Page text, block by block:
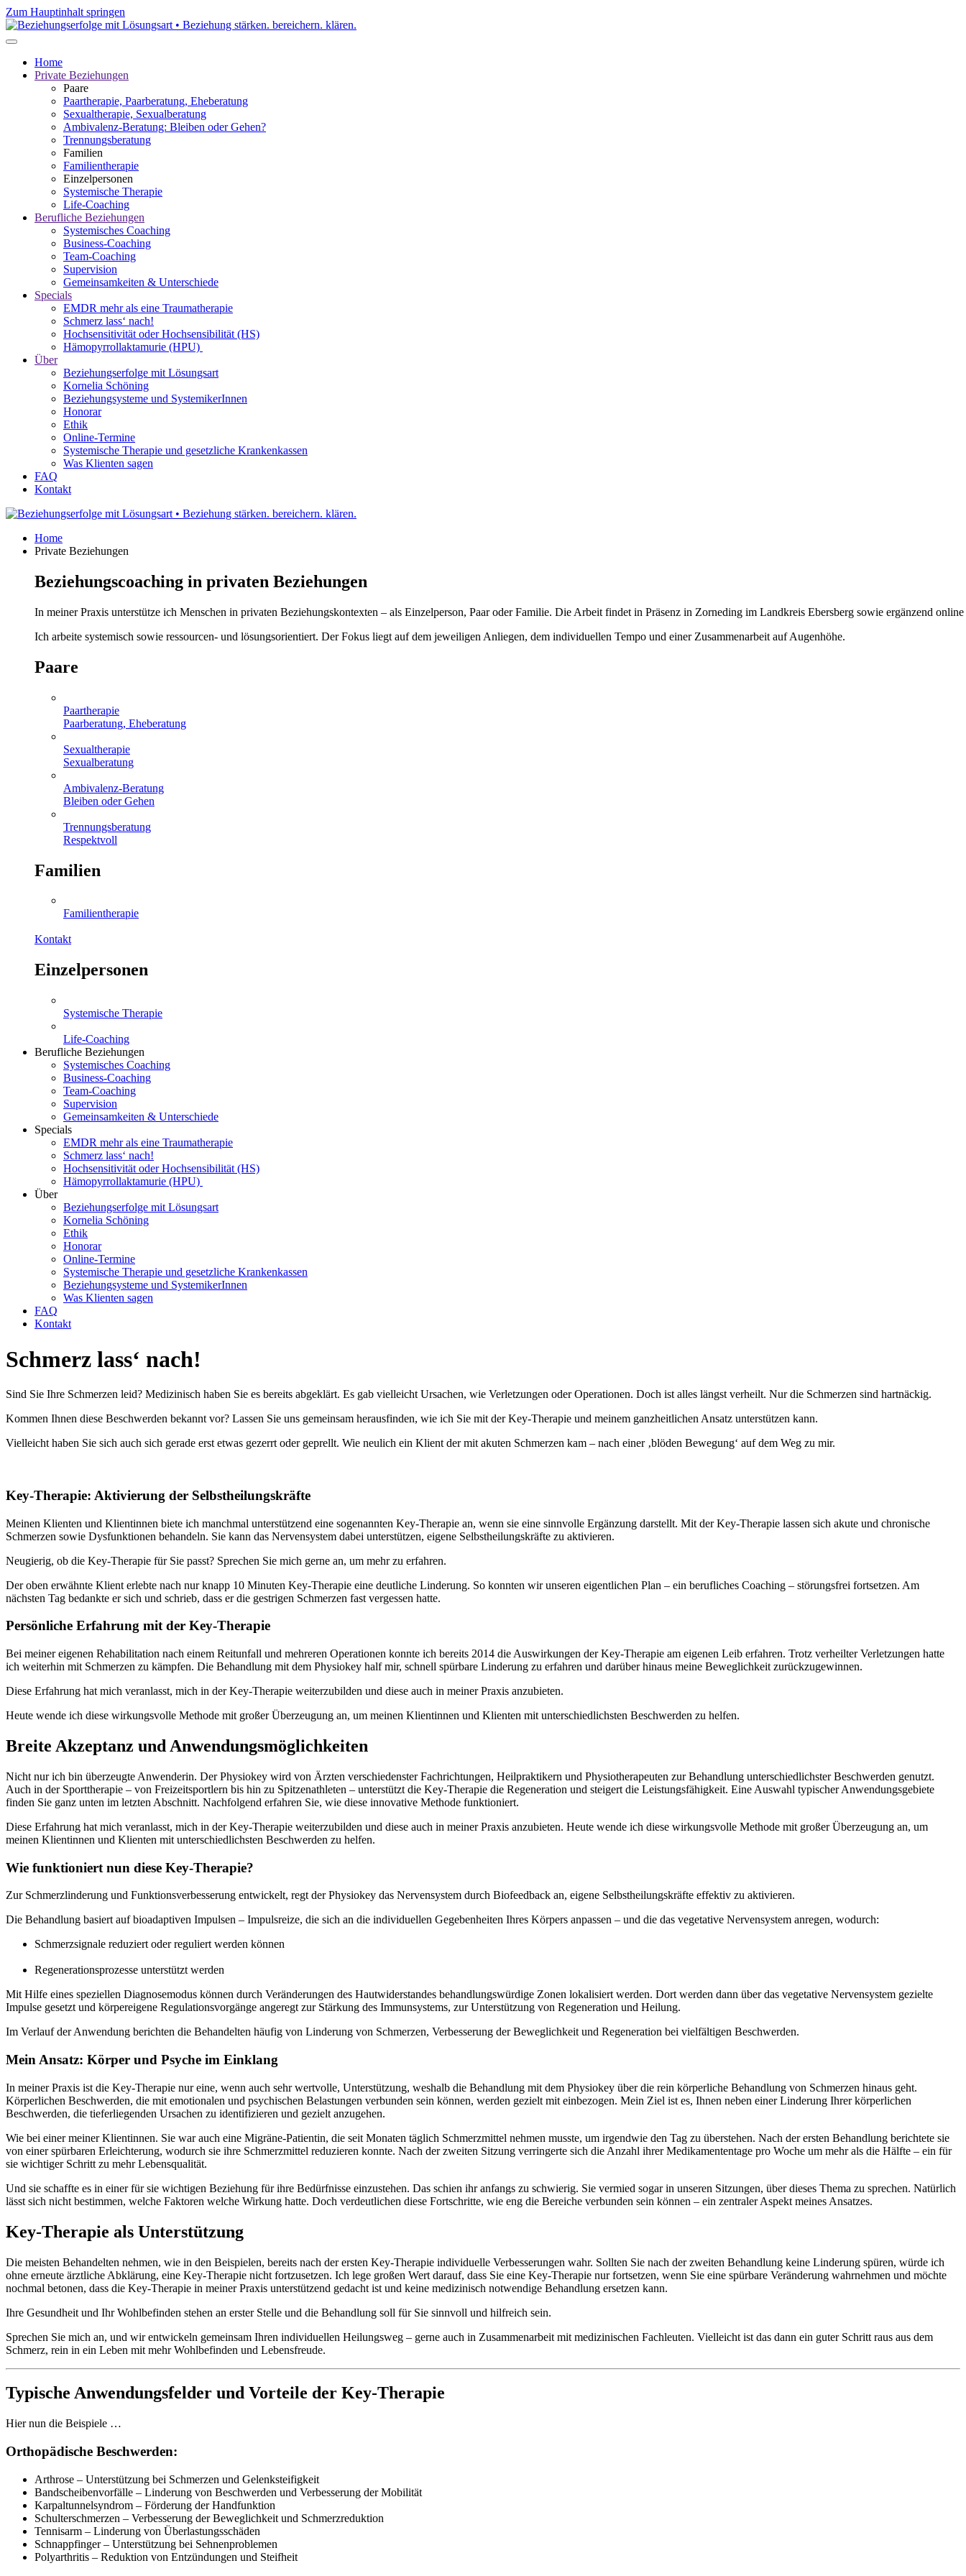
Zum Hauptinhalt springen
Home
Private Beziehungen
Paare
Paartherapie, Paarberatung, Eheberatung
Sexualtherapie, Sexualberatung
Ambivalenz-Beratung: Bleiben oder Gehen?
Trennungsberatung
Familien
Familientherapie
Einzelpersonen
Systemische Therapie
Life-Coaching
Berufliche Beziehungen
Systemisches Coaching
Business-Coaching
Team-Coaching
Supervision
Gemeinsamkeiten & Unterschiede
Specials
EMDR mehr als eine Traumatherapie
Schmerz lass‘ nach!
Hochsensitivität oder Hochsensibilität (HS)
Hämopyrrollaktamurie (HPU)
Über
Beziehungserfolge mit Lösungsart
Kornelia Schöning
Beziehungsysteme und SystemikerInnen
Honorar
Ethik
Online-Termine
Systemische Therapie und gesetzliche Krankenkassen
Was Klienten sagen
FAQ
Kontakt
Home
Private Beziehungen
Beziehungscoaching in privaten Beziehungen
In meiner Praxis unterstütze ich Menschen in privaten Beziehungskontexten – als Einzelperson, Paar oder Familie. Die Arbeit findet in Präsenz in Zorneding im Landkreis Ebersberg sowie ergänzend online
Ich arbeite systemisch sowie ressourcen- und lösungsorientiert. Der Fokus liegt auf dem jeweiligen Anliegen, dem individuellen Tempo und einer Zusammenarbeit auf Augenhöhe.
Paare
Paartherapie
Paarberatung, Eheberatung
Sexualtherapie
Sexualberatung
Ambivalenz-Beratung
Bleiben oder Gehen
Trennungsberatung
Respektvoll
Familien
Familientherapie
Kontakt
Einzelpersonen
Systemische Therapie
Life-Coaching
Berufliche Beziehungen
Systemisches Coaching
Business-Coaching
Team-Coaching
Supervision
Gemeinsamkeiten & Unterschiede
Specials
EMDR mehr als eine Traumatherapie
Schmerz lass‘ nach!
Hochsensitivität oder Hochsensibilität (HS)
Hämopyrrollaktamurie (HPU)
Über
Beziehungserfolge mit Lösungsart
Kornelia Schöning
Ethik
Honorar
Online-Termine
Systemische Therapie und gesetzliche Krankenkassen
Beziehungsysteme und SystemikerInnen
Was Klienten sagen
FAQ
Kontakt
Schmerz lass‘ nach!
Sind Sie Ihre Schmerzen leid? Medizinisch haben Sie es bereits abgeklärt. Es gab vielleicht Ursachen, wie Verletzungen oder Operationen. Doch ist alles längst verheilt. Nur die Schmerzen sind hartnäckig.
Kommen Ihnen diese Beschwerden bekannt vor? Lassen Sie uns gemeinsam herausfinden, wie ich Sie mit der Key-Therapie und meinem ganzheitlichen Ansatz unterstützen kann.
Vielleicht haben Sie sich auch sich gerade erst etwas gezerrt oder geprellt. Wie neulich ein Klient der mit akuten Schmerzen kam – nach einer ‚blöden Bewegung‘ auf dem Weg zu mir.
Key-Therapie: Aktivierung der Selbstheilungskräfte
Meinen Klienten und Klientinnen biete ich manchmal unterstützend eine sogenannten Key-Therapie an, wenn sie eine sinnvolle Ergänzung darstellt. Mit der Key-Therapie lassen sich akute und chronische
Schmerzen sowie Dysfunktionen behandeln. Sie kann das Nervensystem dabei unterstützen, eigene Selbstheilungskräfte zu aktivieren.
Neugierig, ob die Key-Therapie für Sie passt? Sprechen Sie mich gerne an, um mehr zu erfahren.
Der oben erwähnte Klient erlebte nach nur knapp 10 Minuten Key-Therapie eine deutliche Linderung. So konnten wir unseren eigentlichen Plan – ein berufliches Coaching – störungsfrei fortsetzen. Am
nächsten Tag bedankte er sich und schrieb, dass er die gestrigen Schmerzen fast vergessen hatte.
Persönliche Erfahrung mit der Key-Therapie
Bei meiner eigenen Rehabilitation nach einem Reitunfall und mehreren Operationen konnte ich bereits 2014 die Auswirkungen der Key-Therapie am eigenen Leib erfahren. Trotz verheilter Verletzungen hatte
ich weiterhin mit Schmerzen zu kämpfen. Die Behandlung mit dem Physiokey half mir, schnell spürbare Linderung zu erfahren und darüber hinaus meine Beweglichkeit zurückzugewinnen.
Diese Erfahrung hat mich veranlasst, mich in der Key-Therapie weiterzubilden und diese auch in meiner Praxis anzubieten.
Heute wende ich diese wirkungsvolle Methode mit großer Überzeugung an, um meinen Klientinnen und Klienten mit unterschiedlichsten Beschwerden zu helfen.
Breite Akzeptanz und Anwendungsmöglichkeiten
Nicht nur ich bin überzeugte Anwenderin. Der Physiokey wird von Ärzten verschiedenster Fachrichtungen, Heilpraktikern und Physiotherapeuten zur Behandlung unterschiedlichster Beschwerden genutzt.
Auch in der Sporttherapie – von Freizeitsportlern bis hin zu Spitzenathleten – unterstützt die Key-Therapie die Regeneration und steigert die Leistungsfähigkeit. Eine Auswahl typischer Anwendungsgebiete
finden Sie ganz unten im letzten Abschnitt. Nachfolgend erfahren Sie, wie diese innovative Methode funktioniert.
Diese Erfahrung hat mich veranlasst, mich in der Key-Therapie weiterzubilden und diese auch in meiner Praxis anzubieten. Heute wende ich diese wirkungsvolle Methode mit großer Überzeugung an, um
meinen Klientinnen und Klienten mit unterschiedlichsten Beschwerden zu helfen.
Wie funktioniert nun diese Key-Therapie?
Zur Schmerzlinderung und Funktionsverbesserung entwickelt, regt der Physiokey das Nervensystem durch Biofeedback an, eigene Selbstheilungskräfte effektiv zu aktivieren.
Die Behandlung basiert auf bioadaptiven Impulsen – Impulsreize, die sich an die individuellen Gegebenheiten Ihres Körpers anpassen – und die das vegetative Nervensystem anregen, wodurch:
Schmerzsignale reduziert oder reguliert werden können
Regenerationsprozesse unterstützt werden
Mit Hilfe eines speziellen Diagnosemodus können durch Veränderungen des Hautwiderstandes behandlungswürdige Zonen lokalisiert werden. Dort werden dann über das vegetative Nervensystem gezielte
Impulse gesetzt und körpereigene Regulationsvorgänge angeregt zur Stärkung des Immunsystems, zur Unterstützung von Regeneration und Heilung.
Im Verlauf der Anwendung berichten die Behandelten häufig von Linderung von Schmerzen, Verbesserung der Beweglichkeit und Regeneration bei vielfältigen Beschwerden.
Mein Ansatz: Körper und Psyche im Einklang
In meiner Praxis ist die Key-Therapie nur eine, wenn auch sehr wertvolle, Unterstützung, weshalb die Behandlung mit dem Physiokey über die rein körperliche Behandlung von Schmerzen hinaus geht.
Körperlichen Beschwerden, die mit emotionalen und psychischen Belastungen verbunden sein können, werden gezielt mit einbezogen. Mein Ziel ist es, Ihnen neben einer Linderung Ihrer körperlichen
Beschwerden, die tieferliegenden Ursachen zu identifizieren und gezielt anzugehen.
Wie bei einer meiner Klientinnen. Sie war auch eine Migräne-Patientin, die seit Monaten täglich Schmerzmittel nehmen musste, um irgendwie den Tag zu überstehen. Nach der ersten Behandlung berichtete sie
von einer spürbaren Erleichterung, wodurch sie ihre Schmerzmittel reduzieren konnte. Nach der zweiten Sitzung verringerte sich die Anzahl ihrer Medikamententage pro Woche um mehr als die Hälfte – ein für
sie wichtiger Schritt zu mehr Lebensqualität.
Und sie schaffte es in einer für sie wichtigen Beziehung für ihre Bedürfnisse einzustehen. Das schien ihr anfangs zu schwierig. Sie vermied sogar in unseren Sitzungen, über dieses Thema zu sprechen. Natürlich
lässt sich nicht bestimmen, welche Faktoren welche Wirkung hatte. Doch verdeutlichen diese Fortschritte, wie eng die Bereiche verbunden sein können – ein zentraler Aspekt meines Ansatzes.
Key-Therapie als Unterstützung
Die meisten Behandelten nehmen, wie in den Beispielen, bereits nach der ersten Key-Therapie individuelle Verbesserungen wahr. Sollten Sie nach der zweiten Behandlung keine Linderung spüren, würde ich
ohne erneute ärztliche Abklärung, eine Key-Therapie nicht fortzusetzen. Ich lege großen Wert darauf, dass Sie eine Key-Therapie nur fortsetzen, wenn Sie eine spürbare Veränderung wahrnehmen und möchte
nochmal betonen, dass die Key-Therapie in meiner Praxis unterstützend gedacht ist und keine medizinisch notwendige Behandlung ersetzen kann.
Ihre Gesundheit und Ihr Wohlbefinden stehen an erster Stelle und die Behandlung soll für Sie sinnvoll und hilfreich sein.
Sprechen Sie mich an, und wir entwickeln gemeinsam Ihren individuellen Heilungsweg – gerne auch in Zusammenarbeit mit medizinischen Fachleuten. Vielleicht ist das dann ein guter Schritt raus aus dem
Schmerz, rein in ein Leben mit mehr Wohlbefinden und Lebensfreude.
Typische Anwendungsfelder und Vorteile der Key-Therapie
Hier nun die Beispiele …
Orthopädische Beschwerden:
Arthrose – Unterstützung bei Schmerzen und Gelenksteifigkeit
Bandscheibenvorfälle – Linderung von Beschwerden und Verbesserung der Mobilität
Karpaltunnelsyndrom – Förderung der Handfunktion
Schulterschmerzen – Verbesserung der Beweglichkeit und Schmerzreduktion
Tennisarm – Linderung von Überlastungsschäden
Schnappfinger – Unterstützung bei Sehnenproblemen
Polyarthritis – Reduktion von Entzündungen und Steifheit